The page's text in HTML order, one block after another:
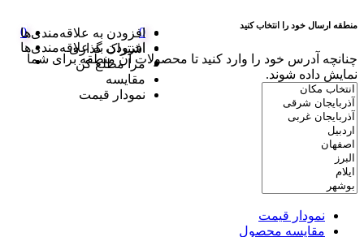
منطقه ارسال خود را انتخاب کنید
چنانچه آدرس خود را وارد کنید تا محصولات آن منطقه برای شما
نمایش داده شوند.
نمودار قیمت
مقایسه محصول
0
افزودن به علاقه‌مندی‌ها
0
افزودن به علاقه‌مندی‌ها
اشتراک گذاری
مرا مطلع کن
مقایسه
نمودار قیمت